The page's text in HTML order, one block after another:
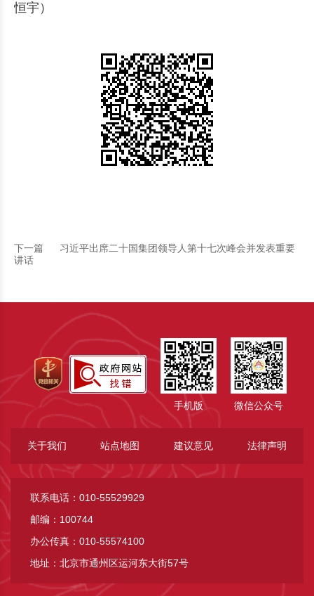
恒宇）
下一篇
习近平出席二十国集团领导人第十七次峰会并发表重要
讲话
手机版 微信公众号
关于我们 站点地图 建议意见 法律声明
联系电话：010-55529929
邮编：100744
办公传真：010-55574100
地址：北京市通州区运河东大街57号